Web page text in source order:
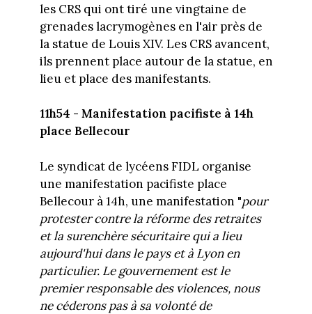
les CRS qui ont tiré une vingtaine de
grenades lacrymogènes en l'air près de
la statue de Louis XIV. Les CRS avancent,
ils prennent place autour de la statue, en
lieu et place des manifestants.
11h54 - Manifestation pacifiste à 14h
place Bellecour
Le syndicat de lycéens FIDL organise
une manifestation pacifiste place
Bellecour à 14h, une manifestation "pour
protester contre la réforme des retraites
et la surenchère sécuritaire qui a lieu
aujourd'hui dans le pays et à Lyon en
particulier. Le gouvernement est le
premier responsable des violences, nous
ne céderons pas à sa volonté de